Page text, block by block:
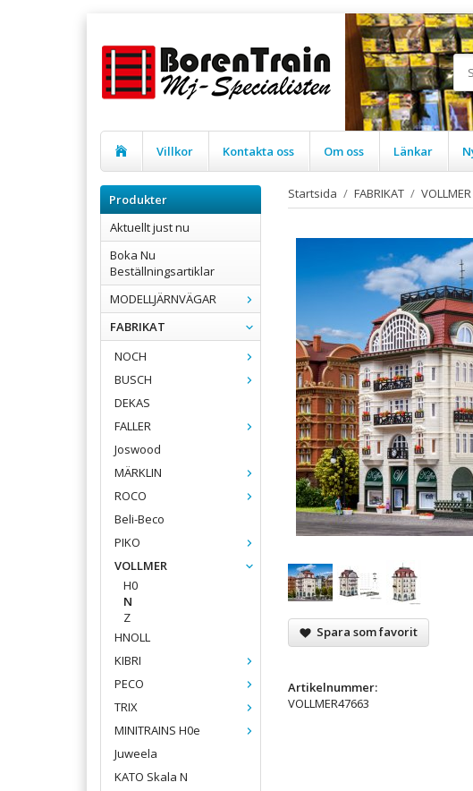
Villkor Kontakta oss Om oss Länkar
Produkter
Aktuellt just nu
Boka Nu
Beställningsartiklar
MODELLJÄRNVÄGAR
FABRIKAT
NOCH
BUSCH
DEKAS
FALLER
Joswood
MÄRKLIN
ROCO
Beli-Beco
PIKO
VOLLMER
H0
N
Z
HNOLL
KIBRI
PECO
TRIX
MINITRAINS H0e
Juweela
KATO Skala N
Startsida / FABRIKAT / VOLLMER
Spara som favorit
Artikelnummer:
VOLLMER47663